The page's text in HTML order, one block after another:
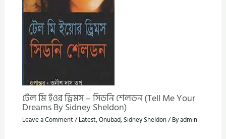
টেল মি ইওর ড্রিমস – সিডনি শেলডন (Tell Me Your
Dreams By Sidney Sheldon)
Leave a Comment/Latest,Onubad, Sidney Sheldon/ Byadmin